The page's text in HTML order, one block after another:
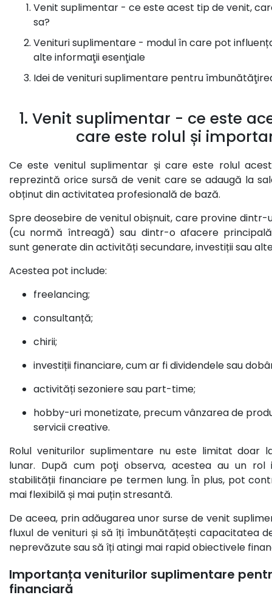
Venit suplimentar - ce este acest tip de venit,
sa?
Venituri suplimentare - modul în care pot
alte informaţii esenţiale
Idei de venituri suplimentare pentru
1. Venit suplimentar - ce este
care este rolul și
Ce este venitul suplimentar și care este rolul
reprezintă orice sursă de venit care se adaugă la
obținut din activitatea profesională de bază.
Spre deosebire de venitul obișnuit, care provine
(cu normă întreagă) sau dintr-o afacere
sunt generate din activități secundare, investiții sau
Acestea pot include:
freelancing;
consultanță;
chirii;
investiții financiare, cum ar fi dividendele sau
activități sezoniere sau part-time;
hobby-uri monetizate, precum vânzarea de
servicii creative.
Rolul veniturilor suplimentare nu este limitat doar
lunar. După cum poţi observa, acestea au un rol
stabilității financiare pe termen lung. În plus, pot
mai flexibilă și mai puțin stresantă.
De aceea, prin adăugarea unor surse de venit
fluxul de venituri și să îți îmbunătățești capacitatea
neprevăzute sau să îți atingi mai rapid obiectivele
Importanța veniturilor suplimentare
financiară